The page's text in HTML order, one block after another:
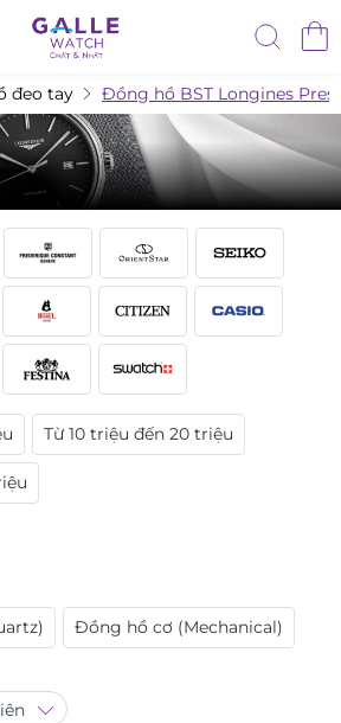
đeo tay Đồng hồ BST Longines
Từ 10 triệu đến 20 triệu
Đồng hồ cơ (Mechanical)